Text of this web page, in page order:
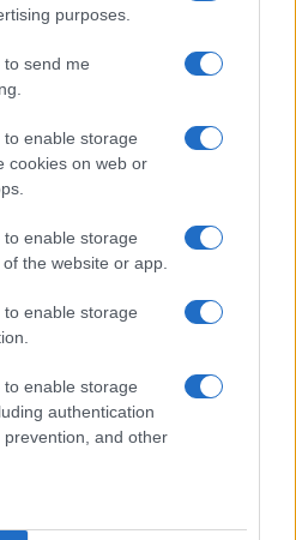
purposes.
to send me
enable storage
cookies on web or
enable storage
the website or app.
enable storage
enable storage
authentication
and other
saltati: la decisione di
del blocco tra Warner Bros e
nuove tutele: cosa cambia con
Offerte di lavoro,
un'occupazione,
colloquio.